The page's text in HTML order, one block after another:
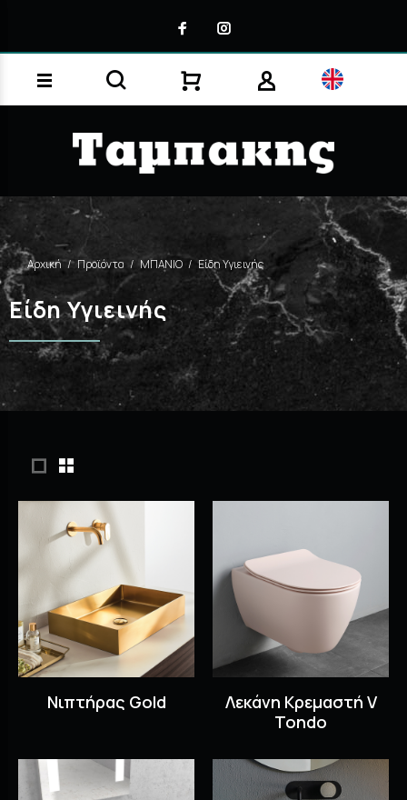
Αρχική Προϊόντα ΜΠΑΝΙΟ Είδη Υγιεινής
Είδη Υγιεινής
Νιπτήρας Gold
Λεκάνη Κρεμαστή V
Tondo